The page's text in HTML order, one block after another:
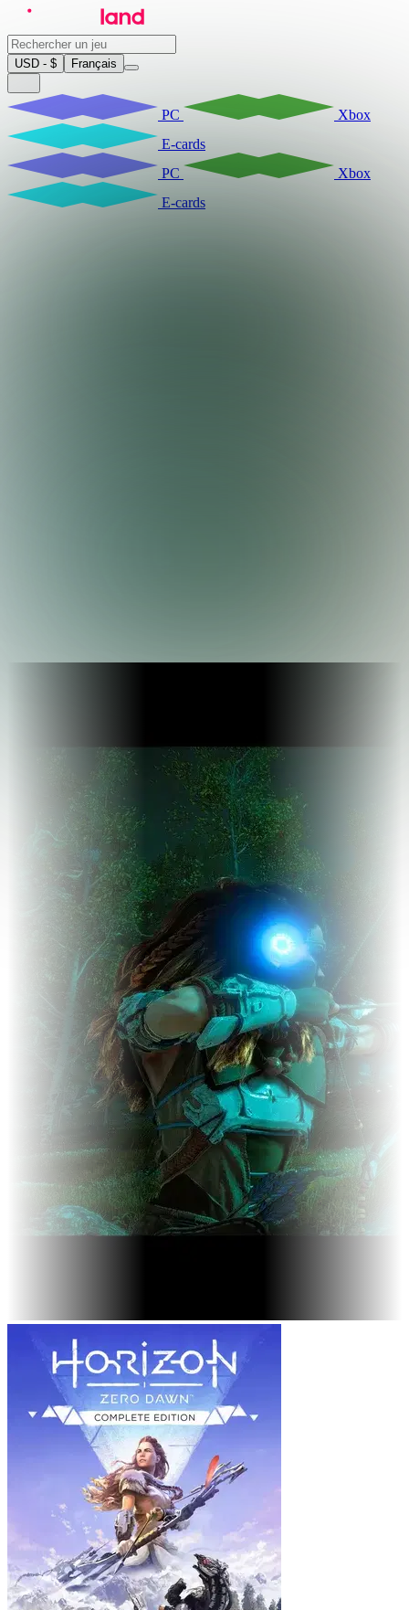
USD - $ Français
PC
Xbox
E-cards
PC
Xbox
E-cards